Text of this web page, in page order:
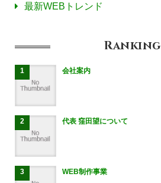
最新WEBトレンド
Ranking
会社案内
代表 窪田望について
WEB制作事業